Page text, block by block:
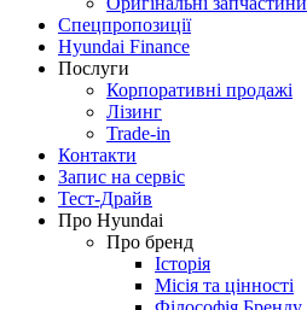
Спецпропозиції
Hyundai Finance
Послуги
Корпоративні продажі
Лізинг
Trade-in
Контакти
Запис на сервіс
Тест-Драйв
Про Hyundai
Про бренд
Історія
Місія та цінності